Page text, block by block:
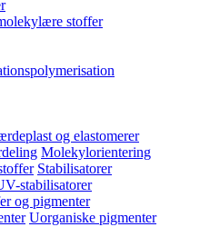
stoffer
og elastomerer
Molekylorientering
Stabilisatorer
stabilisatorer
og pigmenter
Uorganiske pigmenter